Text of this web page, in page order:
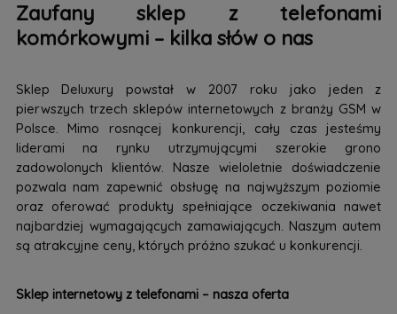
Zaufany sklep z telefonami
komórkowymi – kilka słów o nas
Sklep Deluxury powstał w 2007 roku jako jeden z
pierwszych trzech sklepów internetowych z branży GSM w
Polsce. Mimo rosnącej konkurencji, cały czas jesteśmy
liderami na rynku utrzymującymi szerokie grono
zadowolonych klientów. Nasze wieloletnie doświadczenie
pozwala nam zapewnić obsługę na najwyższym poziomie
oraz oferować produkty spełniające oczekiwania nawet
najbardziej wymagających zamawiających. Naszym autem
są atrakcyjne ceny, których próżno szukać u konkurencji.
Sklep internetowy z telefonami – nasza oferta